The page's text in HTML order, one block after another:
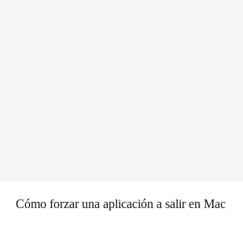
Cómo forzar una aplicación a salir en Mac